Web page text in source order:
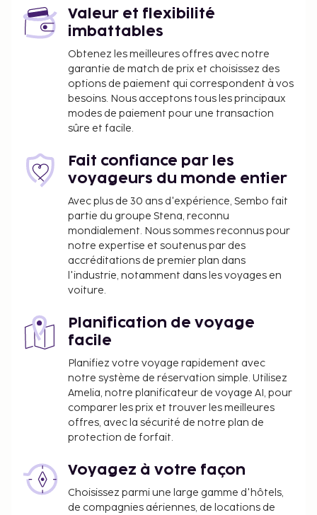
nettoyage à sec / blanchisserie et une réception
ouverte 24 h/24. Un parking avec voiturier est
disponible dans l'enceinte de l'hébergement. Un
petit déjeuner continental gratuit est servi tous les
jours de 07 h 00 à 11 h 00.
Piscine accessible 24 h/24
Accès aux chambres possible à l'aide d'un
Valeur et flexibilité
imbattables
Obtenez les meilleures offres avec notre
garantie de match de prix et choisissez des
options de paiement qui correspondent à vos
besoins. Nous acceptons tous les principaux
modes de paiement pour une transaction
sûre et facile.
Fait confiance par les
voyageurs du monde entier
Avec plus de 30 ans d'expérience, Sembo fait
partie du groupe Stena, reconnu
mondialement. Nous sommes reconnus pour
notre expertise et soutenus par des
accréditations de premier plan dans
l'industrie, notamment dans les voyages en
voiture.
Planification de voyage
facile
Planifiez votre voyage rapidement avec
notre système de réservation simple. Utilisez
Amelia, notre planificateur de voyage AI, pour
comparer les prix et trouver les meilleures
offres, avec la sécurité de notre plan de
protection de forfait.
Voyagez à votre façon
Choisissez parmi une large gamme d'hôtels,
de compagnies aériennes, de locations de